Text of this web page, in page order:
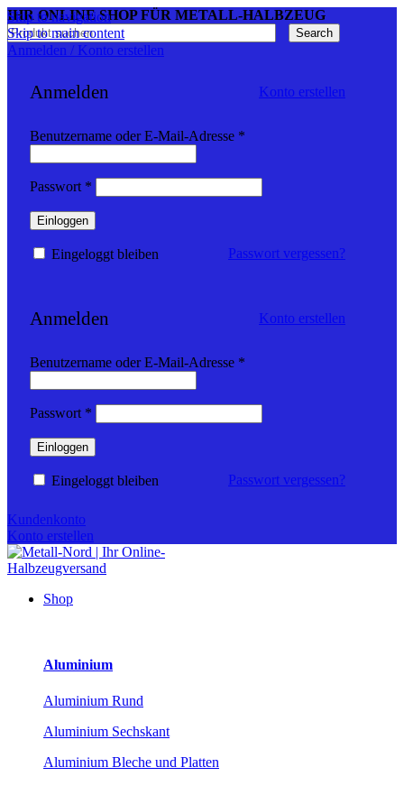
Skip to navigation
Skip to main content
IHR ONLINE SHOP FÜR METALL-HALBZEUG
Search
Anmelden / Konto erstellen
Anmelden Konto erstellen
Benutzername oder E-Mail-Adresse *
Passwort *
Einloggen
Passwort vergessen?
Eingeloggt bleiben
Anmelden Konto erstellen
Benutzername oder E-Mail-Adresse *
Passwort *
Einloggen
Passwort vergessen?
Eingeloggt bleiben
Kundenkonto
Konto erstellen
Shop
Aluminium
Aluminium Rund
Aluminium Sechskant
Aluminium Bleche und Platten